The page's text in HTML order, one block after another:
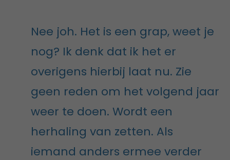
Nee joh. Het is een grap, weet je
nog? Ik denk dat ik het er
overigens hierbij laat nu. Zie
geen reden om het volgend jaar
weer te doen. Wordt een
herhaling van zetten. Als
iemand anders ermee verder